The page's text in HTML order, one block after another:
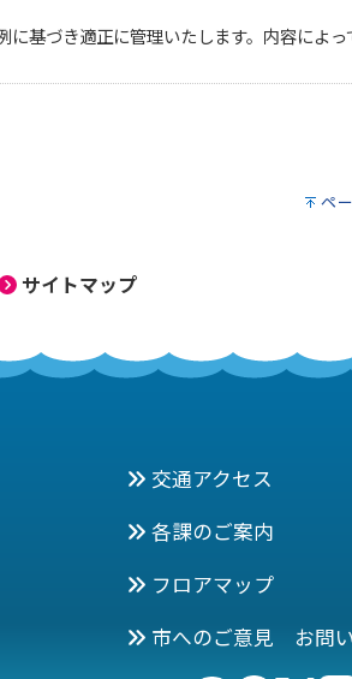
基づき適正に管理いたします。内容によっ
ペ
サイトマップ
交通アクセス
各課のご案内
フロアマップ
市へのご意見 お問